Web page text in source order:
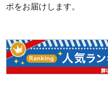
ポをお届けします。